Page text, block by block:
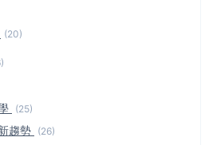
(20)
(25)
趨勢 (26)